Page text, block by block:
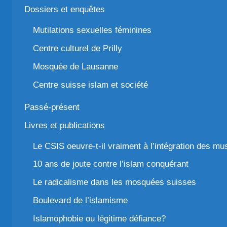
Dossiers et enquêtes
Mutilations sexuelles féminines
Centre culturel de Prilly
Mosquée de Lausanne
Centre suisse islam et société
Passé-présent
Livres et publications
Le CSIS oeuvre-t-il vraiment à l’intégration des
10 ans de joute contre l’islam conquérant
Le radicalisme dans les mosquées suisses
Boulevard de l’islamisme
Islamophobie ou légitime défiance?